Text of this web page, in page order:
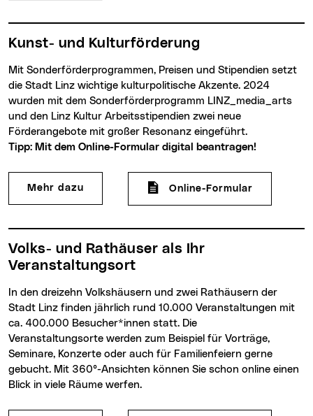
Kunst- und Kulturförderung
Mit Sonderförderprogrammen, Preisen und Stipendien setzt
die Stadt Linz wichtige kulturpolitische Akzente. 2024
wurden mit dem Sonderförderprogramm LINZ_media_arts
und den Linz Kultur Arbeitsstipendien zwei neue
Förderangebote mit großer Resonanz eingeführt.
Tipp: Mit dem Online-Formular digital beantragen!
Mehr dazu Online-Formular
Volks- und Rathäuser als Ihr
Veranstaltungsort
Stadt Linz finden jährlich rund 10.000 Veranstaltungen mit
ca. 400.000 Besucher*innen statt. Die
Veranstaltungsorte werden zum Beispiel für Vorträge,
Seminare, Konzerte oder auch für Familienfeiern gerne
gebucht. Mit 360°-Ansichten können Sie schon online einen
Blick in viele Räume werfen.